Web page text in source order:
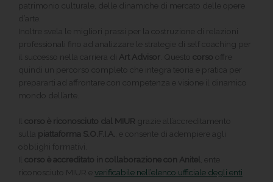
patrimonio culturale, delle dinamiche di mercato delle opere
d’arte.
Inoltre svela le migliori prassi per la costruzione di relazioni
professionali fino ad analizzare le strategie di self coaching per
il successo nella carriera di Art Advisor . Questo corso offre
quindi un percorso completo che integra teoria e pratica per
prepararti ad affrontare con competenza e visione il dinamico
mondo dell’arte.
Il corso è riconosciuto dal MIUR grazie all’accreditamento
sulla piattaforma S.O.F.I.A. , e consente di adempiere agli
obblighi formativi.
Il corso è accreditato in collaborazione con Anitel
, ente
riconosciuto MIUR e verificabile nell’elenco ufficiale degli enti